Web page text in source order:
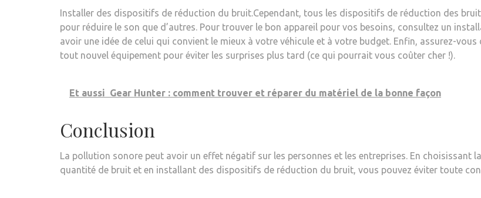
Installer des dispositifs de réduction du bruit.Cependant, tous les dispositifs de réduction des
pour réduire le son que d’autres. Pour trouver le bon appareil pour vos besoins, consultez un
avoir une idée de celui qui convient le mieux à votre véhicule et à votre budget. Enfin, assurez-
tout nouvel équipement pour éviter les surprises plus tard (ce qui pourrait vous coûter cher !).
Et aussi Gear Hunter : comment trouver et réparer du matériel de la bonne façon
Conclusion
La pollution sonore peut avoir un effet négatif sur les personnes et les entreprises. En choisissant
quantité de bruit et en installant des dispositifs de réduction du bruit, vous pouvez éviter toute